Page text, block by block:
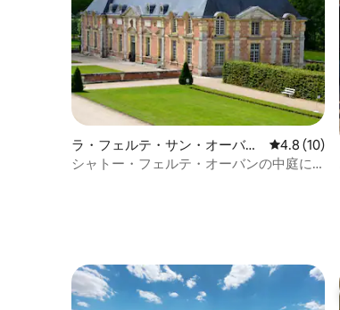
ラ・フェルテ・サン・オーバン
の一軒家
レビュー
4.8 (10)
シャトー・フェルテ・オーバンの中庭に